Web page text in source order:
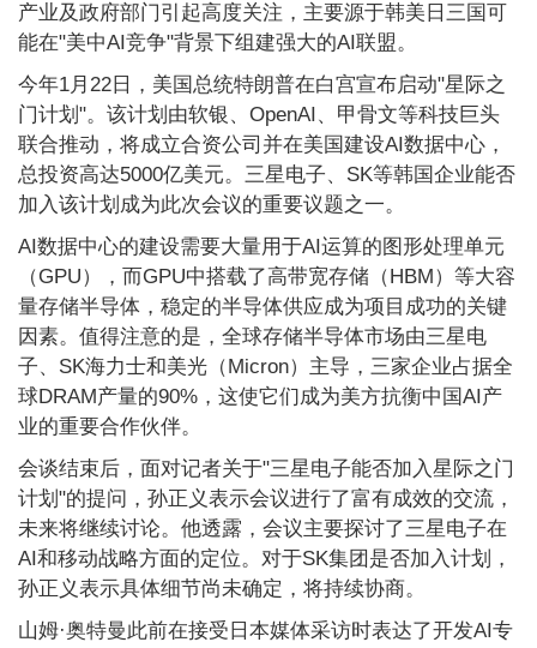
产业及政府部门引起高度关注，主要源于韩美日三国可
能在"美中AI竞争"背景下组建强大的AI联盟。
今年1月22日，美国总统特朗普在白宫宣布启动"星际之
门计划"。该计划由软银、OpenAI、甲骨文等科技巨头
联合推动，将成立合资公司并在美国建设AI数据中心，
总投资高达5000亿美元。三星电子、SK等韩国企业能否
加入该计划成为此次会议的重要议题之一。
AI数据中心的建设需要大量用于AI运算的图形处理单元
（GPU），而GPU中搭载了高带宽存储（HBM）等大容
量存储半导体，稳定的半导体供应成为项目成功的关键
因素。值得注意的是，全球存储半导体市场由三星电
子、SK海力士和美光（Micron）主导，三家企业占据全
球DRAM产量的90%，这使它们成为美方抗衡中国AI产
业的重要合作伙伴。
会谈结束后，面对记者关于"三星电子能否加入星际之门
计划"的提问，孙正义表示会议进行了富有成效的交流，
未来将继续讨论。他透露，会议主要探讨了三星电子在
AI和移动战略方面的定位。对于SK集团是否加入计划，
孙正义表示具体细节尚未确定，将持续协商。
山姆·奥特曼此前在接受日本媒体采访时表达了开发AI专